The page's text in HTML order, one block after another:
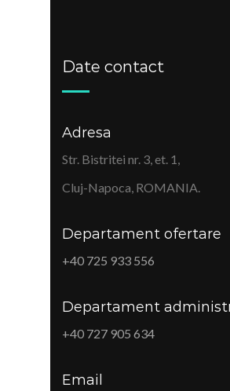
Date contact
Adresa
Str. Bistritei nr. 3, et. 1,
Cluj-Napoca, ROMANIA.
Departament ofertare
+40 725 933 556
Departament
+40 727 905 634
Email